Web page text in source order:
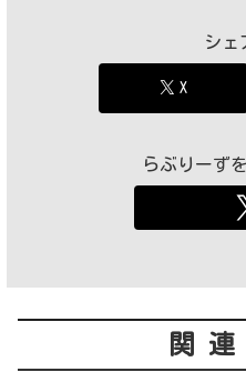
シェ
X
らぶりーず
関